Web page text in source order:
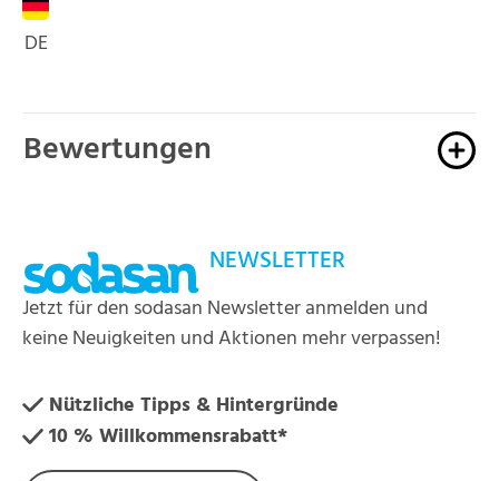
DE
Bewertungen
NEWSLETTER
Jetzt für den sodasan Newsletter anmelden und
keine Neuigkeiten und Aktionen mehr verpassen!
Nützliche Tipps & Hintergründe
10 % Willkommensrabatt*